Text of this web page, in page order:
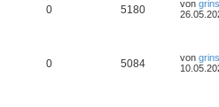
0 5180 von
0 5084 von